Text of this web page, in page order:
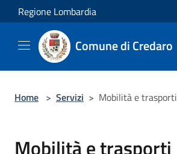
Salta al contenuto principale
Regione Lombardia
Comune di Credaro
Home > Servizi > Mobilità e trasporti
Mobilità e trasporti